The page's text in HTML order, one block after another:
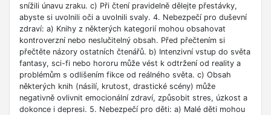
snížili únavu zraku. c) Při čtení pravidelně dělejte přestávky,
abyste si uvolnili oči a uvolnili svaly. 4. Nebezpečí pro duševní
zdraví: a) Knihy z některých kategorií mohou obsahovat
kontroverzní nebo neslučitelný obsah. Před přečtením si
přečtěte názory ostatních čtenářů. b) Intenzivní vstup do světa
fantasy, sci-fi nebo hororu může vést k odtržení od reality a
problémům s odlišením fikce od reálného světa. c) Obsah
některých knih (násilí, krutost, drastické scény) může
negativně ovlivnit emocionální zdraví, způsobit stres, úzkost a
dokonce i depresi. 5. Nebezpečí pro děti: a) Malé děti mohou